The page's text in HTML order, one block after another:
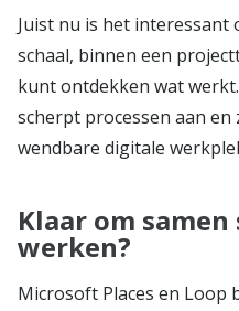
Juist nu is het interessant
schaal, binnen een
kunt ontdekken wat
scherpt processen aan
wendbare digitale
Klaar om
werken?
Microsoft Places en Loop